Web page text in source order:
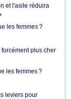
et l'asile réduira
les femmes ?
plus cher
les femmes ?
leviers pour